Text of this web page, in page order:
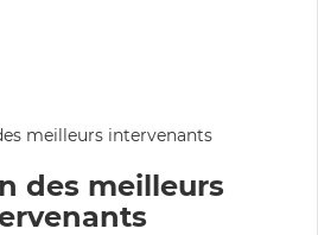
des meilleurs